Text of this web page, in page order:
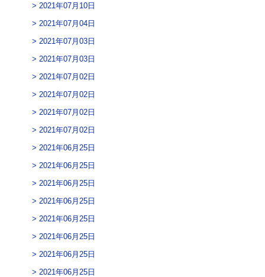
2021年07月10日
2021年07月04日
2021年07月03日
2021年07月03日
2021年07月02日
2021年07月02日
2021年07月02日
2021年07月02日
2021年06月25日
2021年06月25日
2021年06月25日
2021年06月25日
2021年06月25日
2021年06月25日
2021年06月25日
2021年06月25日